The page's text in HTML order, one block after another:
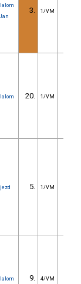
3. 1/VM
20. 1/VM
5. 1/VM
9. 4/VM